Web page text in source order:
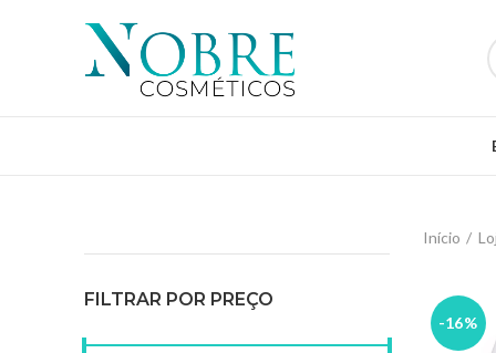
FILTRAR POR PREÇO
Início
-16%